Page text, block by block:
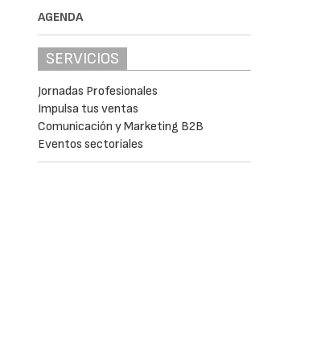
AGENDA
SERVICIOS
Jornadas Profesionales
Impulsa tus ventas
Comunicación y Marketing B2B
Eventos sectoriales